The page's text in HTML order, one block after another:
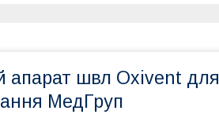
апарат швл Oxivent для
МедГруп